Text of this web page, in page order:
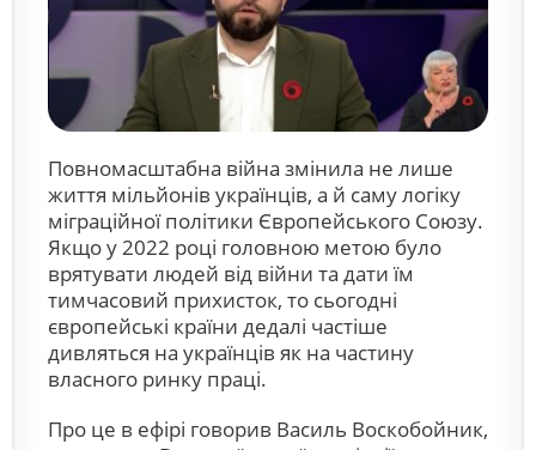
Повномасштабна війна змінила не лише
життя мільйонів українців, а й саму логіку
міграційної політики Європейського Союзу.
Якщо у 2022 році головною метою було
врятувати людей від війни та дати їм
тимчасовий прихисток, то сьогодні
європейські країни дедалі частіше
дивляться на українців як на частину
власного ринку праці.
Про це в ефірі говорив Василь Воскобойник,